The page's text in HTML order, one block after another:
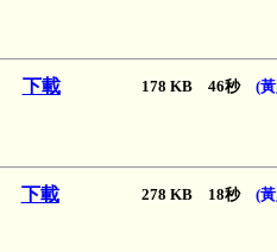
下載 178 KB 46秒 (
下載 278 KB 18秒 (